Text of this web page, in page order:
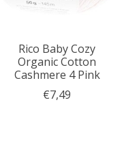
Rico Baby Cozy
Organic Cotton
Cashmere 4 Pink
€7,49